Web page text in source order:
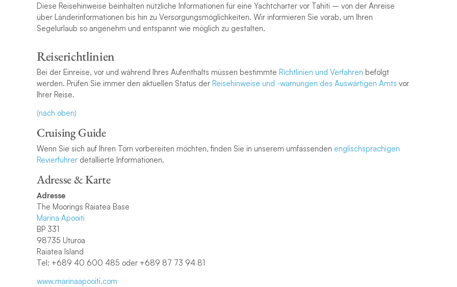
Diese Reisehinweise beinhalten nützliche Informationen für eine Yachtcharter vor Tahiti – von der Anreise
über Länderinformationen bis hin zu Versorgungsmöglichkeiten. Wir informieren Sie vorab, um Ihren
Segelurlaub so angenehm und entspannt wie möglich zu gestalten.
Reiserichtlinien
Bei der Einreise, vor und während Ihres Aufenthalts müssen bestimmte Richtlinien und Verfahren befolgt
werden. Prüfen Sie immer den aktuellen Status der Reisehinweise und -warnungen des Auswärtigen Amts vor
Ihrer Reise.
(nach oben)
Cruising Guide
Wenn Sie sich auf Ihren Törn vorbereiten möchten, finden Sie in unserem umfassenden englischsprachigen
Revierführer detallierte Informationen.
Adresse & Karte
Adresse
The Moorings Raiatea Base
Marina Apooiti
BP 331
98735 Uturoa
Raiatea Island
Tel: +689 40 600 485 oder +689 87 73 94 81
www.marinaapooiti.com